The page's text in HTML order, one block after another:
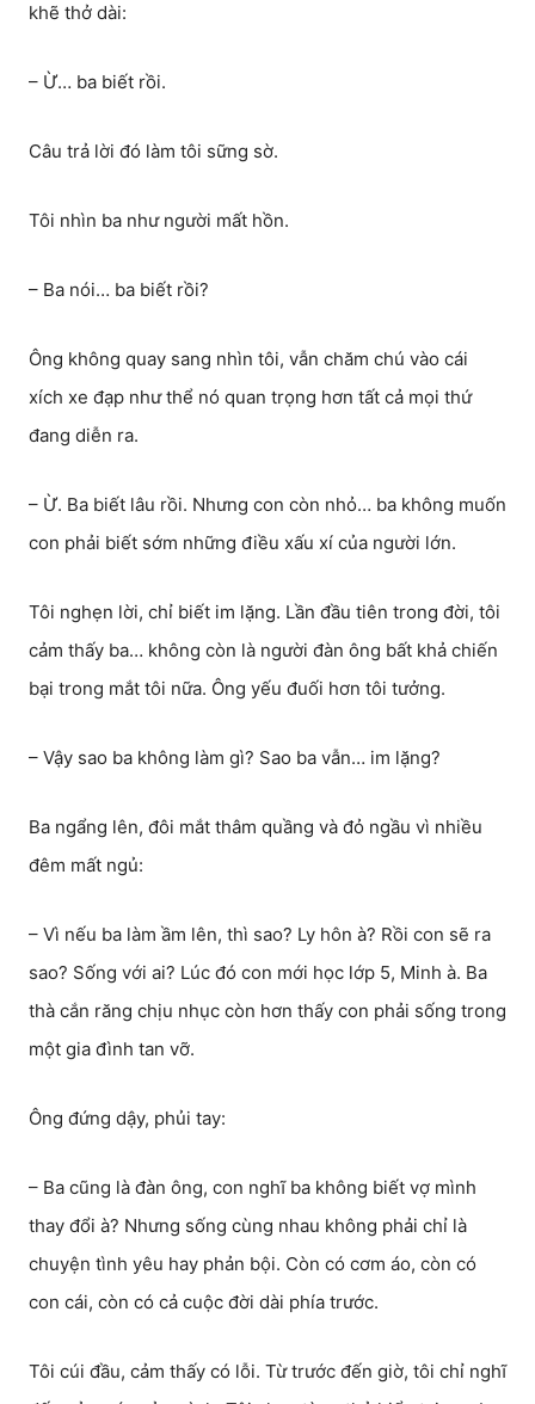
khẽ thở dài:
– Ừ… ba biết rồi.
Câu trả lời đó làm tôi sững sờ.
Tôi nhìn ba như người mất hồn.
– Ba nói… ba biết rồi?
Ông không quay sang nhìn tôi, vẫn chăm chú vào cái
xích xe đạp như thể nó quan trọng hơn tất cả mọi thứ
đang diễn ra.
– Ừ. Ba biết lâu rồi. Nhưng con còn nhỏ… ba không muốn
con phải biết sớm những điều xấu xí của người lớn.
Tôi nghẹn lời, chỉ biết im lặng. Lần đầu tiên trong đời, tôi
cảm thấy ba… không còn là người đàn ông bất khả chiến
bại trong mắt tôi nữa. Ông yếu đuối hơn tôi tưởng.
– Vậy sao ba không làm gì? Sao ba vẫn… im lặng?
Ba ngẩng lên, đôi mắt thâm quầng và đỏ ngầu vì nhiều
đêm mất ngủ:
– Vì nếu ba làm ầm lên, thì sao? Ly hôn à? Rồi con sẽ ra
sao? Sống với ai? Lúc đó con mới học lớp 5, Minh à. Ba
thà cắn răng chịu nhục còn hơn thấy con phải sống trong
một gia đình tan vỡ.
Ông đứng dậy, phủi tay:
– Ba cũng là đàn ông, con nghĩ ba không biết vợ mình
thay đổi à? Nhưng sống cùng nhau không phải chỉ là
chuyện tình yêu hay phản bội. Còn có cơm áo, còn có
con cái, còn có cả cuộc đời dài phía trước.
Tôi cúi đầu, cảm thấy có lỗi. Từ trước đến giờ, tôi chỉ nghĩ